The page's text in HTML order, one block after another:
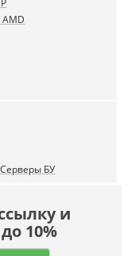
Серверы БУ
и
10%